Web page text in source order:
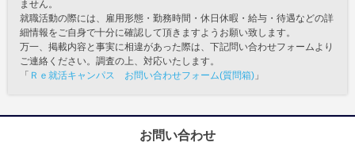
ません。
就職活動の際には、雇用形態・勤務時間・休日休暇・給与・待遇などの詳
細情報をご自身で十分に確認して頂きますようお願い致します。
万一、掲載内容と事実に相違があった際は、下記問い合わせフォームより
ご連絡ください。調査の上、対応いたします。
「 Ｒｅ就活キャンパス お問い合わせフォーム(質問箱) 」
お問い合わせ